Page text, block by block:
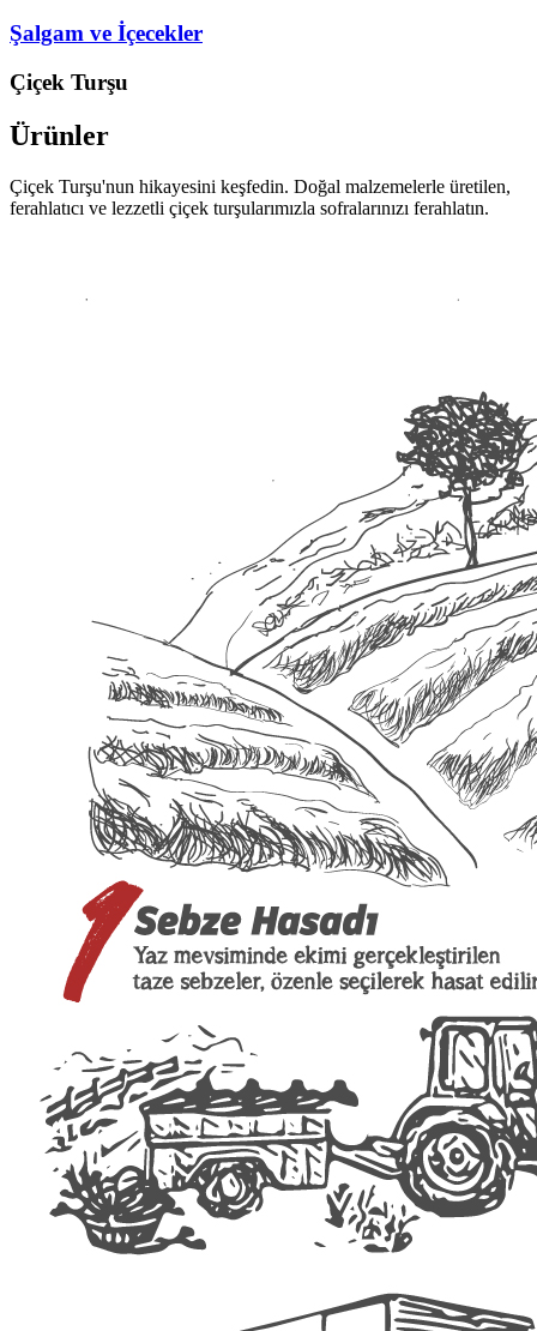
Şalgam ve İçecekler
Çiçek Turşu
Ürünler
Çiçek Turşu'nun hikayesini keşfedin. Doğal malzemelerle üretilen,
ferahlatıcı ve lezzetli çiçek turşularımızla sofralarınızı ferahlatın.